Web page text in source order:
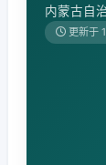
内蒙古自
更新于